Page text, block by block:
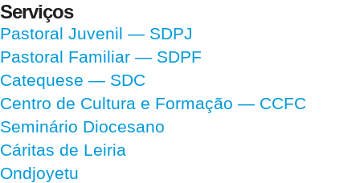
Serviços
Pastoral Juvenil — SDPJ
Pastoral Familiar — SDPF
Catequese — SDC
Centro de Cultura e Formação — CCFC
Seminário Diocesano
Cáritas de Leiria
Ondjoyetu